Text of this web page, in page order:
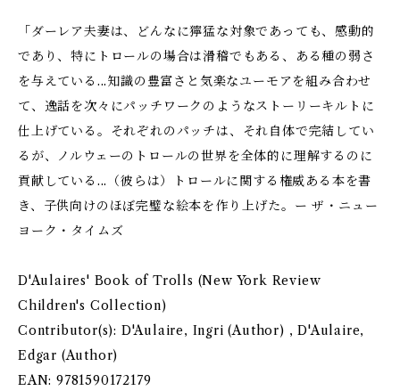
「ダーレア夫妻は、どんなに獰猛な対象であっても、感動的
であり、特にトロールの場合は滑稽でもある、ある種の弱さ
を与えている...知識の豊富さと気楽なユーモアを組み合わせ
て、逸話を次々にパッチワークのようなストーリーキルトに
仕上げている。それぞれのパッチは、それ自体で完結してい
るが、ノルウェーのトロールの世界を全体的に理解するのに
貢献している...（彼らは）トロールに関する権威ある本を書
き、子供向けのほぼ完璧な絵本を作り上げた。ー ザ・ニュー
ヨーク・タイムズ
D'Aulaires' Book of Trolls (New York Review
Children's Collection)
Contributor(s): D'Aulaire, Ingri (Author) , D'Aulaire,
Edgar (Author)
EAN: 9781590172179